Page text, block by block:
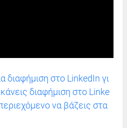
διαφήμιση στο LinkedIn γι
διαφήμιση στο Linke
να βάζεις στα